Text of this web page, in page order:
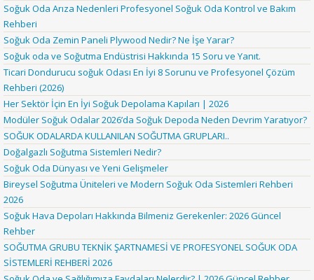
Soğuk Oda Arıza Nedenleri Profesyonel Soğuk Oda Kontrol ve Bakım
Rehberi
Soğuk Oda Zemin Paneli Plywood Nedir? Ne İşe Yarar?
Soğuk oda ve Soğutma Endüstrisi Hakkında 15 Soru ve Yanıt.
Ticari Dondurucu soğuk Odası En İyi 8 Sorunu ve Profesyonel Çözüm
Rehberi (2026)
Her Sektör İçin En İyi Soğuk Depolama Kapıları | 2026
Modüler Soğuk Odalar 2026’da Soğuk Depoda Neden Devrim Yaratıyor?
SOĞUK ODALARDA KULLANILAN SOĞUTMA GRUPLARI..
Doğalgazlı Soğutma Sistemleri Nedir?
Soğuk Oda Dünyası ve Yeni Gelişmeler
Bireysel Soğutma Üniteleri ve Modern Soğuk Oda Sistemleri Rehberi
2026
Soğuk Hava Depoları Hakkında Bilmeniz Gerekenler: 2026 Güncel
Rehber
SOĞUTMA GRUBU TEKNİK ŞARTNAMESİ VE PROFESYONEL SOĞUK ODA
SİSTEMLERİ REHBERİ 2026